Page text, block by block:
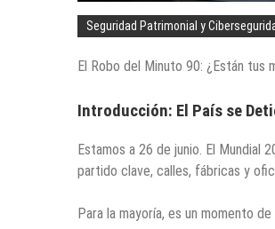
Seguridad Patrimonial y
El Robo del Minuto 90: ¿Están tus
Introducción: El País se
Estamos a 26 de junio. El Mundial
partido clave, calles, fábricas y
Para la mayoría, es un momento